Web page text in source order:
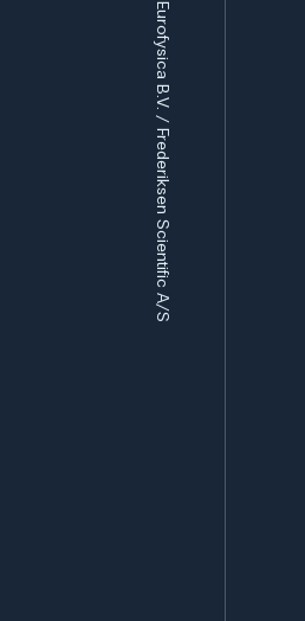
Eurofysica B.V. / Frederiksen Scientific A/S